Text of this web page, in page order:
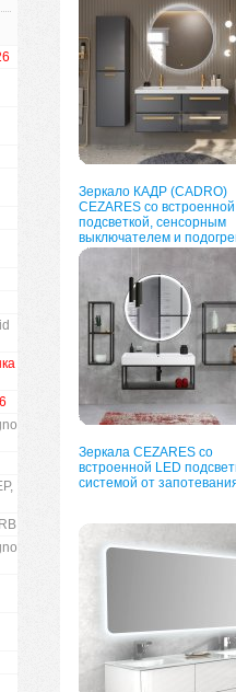
Зеркало КАДР (CADRO)
CEZARES со встроенной
подсветкой, сенсорным
выключателем и
Зеркала CEZARES со
встроенной LED
системой от